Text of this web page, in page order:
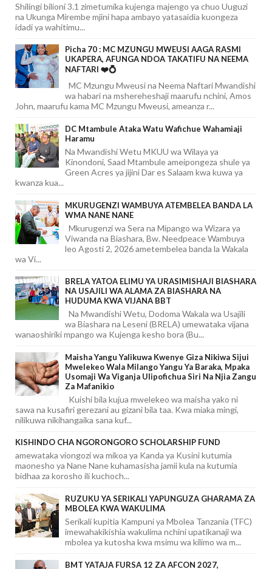
Shilingi bilioni 3.1 zimetumika kujenga majengo ya chuo Uuguzi
na Ukunga Mirembe mjini hapa ambayo yatasaidia kuongeza
idadi ya wahitimu...
Picha 70 : MC MZUNGU MWEUSI AAGA RASMI
UKAPERA, AFUNGA NDOA TAKATIFU NA NEEMA
NAFTARI ❤️💍
MC Mzungu Mweusi na Neema Naftari Mwandishi
wa habari na mshereheshaji maarufu nchini, Amos
John, maarufu kama MC Mzungu Mweusi, ameanza r...
DC Mtambule Ataka Watu Wafichue Wahamiaji
Haramu
Na Mwandishi Wetu MKUU wa Wilaya ya
Kinondoni, Saad Mtambule ameipongeza shule ya
Green Acres ya jijini Dar es Salaam kwa kuwa ya
kwanza kua...
MKURUGENZI WAMBUYA ATEMBELEA BANDA LA
WMA NANE NANE
Mkurugenzi wa Sera na Mipango wa Wizara ya
Viwanda na Biashara, Bw. Needpeace Wambuya
leo Agosti 2, 2026 ametembelea banda la Wakala
wa Vi...
BRELA YATOA ELIMU YA URASIMISHAJI BIASHARA
NA USAJILI WA ALAMA ZA BIASHARA NA
HUDUMA KWA VIJANA BBT
Na Mwandishi Wetu, Dodoma Wakala wa Usajili
wa Biashara na Leseni (BRELA) umewataka vijana
wanaoshiriki mpango wa Kujenga kesho bora (Bu...
Maisha Yangu Yalikuwa Kwenye Giza Nikiwa Sijui
Mwelekeo Wala Milango Yangu Ya Baraka, Mpaka
Usomaji Wa Viganja Ulipofichua Siri Na Njia Zangu
Za Mafanikio
Kuishi bila kujua mwelekeo wa maisha yako ni
sawa na kusafiri gerezani au gizani bila taa. Kwa miaka mingi,
nilikuwa nikihangaika sana kuf...
KISHINDO CHA NGORONGORO SCHOLARSHIP FUND
amewataka viongozi wa mikoa ya Kanda ya Kusini kutumia
maonesho ya Nane Nane kuhamasisha jamii kula na kutumia
bidhaa za korosho ili kuchoch...
RUZUKU YA SERIKALI YAPUNGUZA GHARAMA ZA
MBOLEA KWA WAKULIMA
Serikali kupitia Kampuni ya Mbolea Tanzania (TFC)
imewahakikishia wakulima nchini upatikanaji wa
mbolea ya kutosha kwa msimu wa kilimo wa m...
BMT YATAJA FURSA 12 ZA AFCON 2027,